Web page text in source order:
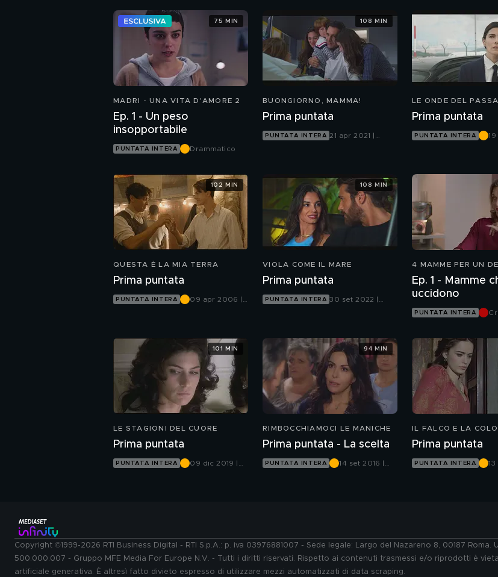
MADRI - UNA VITA D'AMORE 2
Ep. 1 - Un peso
insopportabile
PUNTATA INTERA Drammatico
75 MIN
BUONGIORNO, MAMMA!
Prima puntata
PUNTATA INTERA 21 apr 2021 |
108 MIN
LE ONDE DEL
Prima puntata
PUNTATA INTERA
QUESTA È LA MIA TERRA
Prima puntata
PUNTATA INTERA
09 apr 2006 |
102 MIN
VIOLA COME IL MARE
Prima puntata
PUNTATA INTERA 30 set 2022 |
108 MIN
4 MAMME PER UN
Ep. 1 - Mamme
uccidono
PUNTATA INTERA
LE STAGIONI DEL CUORE
Prima puntata
PUNTATA INTERA
09 dic 2019 |
101 MIN
RIMBOCCHIAMOCI LE MANICHE
Prima puntata - La scelta
PUNTATA INTERA
14 set 2016 |
94 MIN
IL FALCO E LA
Prima puntata
PUNTATA INTERA
Copyright ©1999-2026 RTI Business Digital - RTI S.p.A.: p. iva 03976881007 - Sede legale: Largo del Nazareno 8, 00187
500.000.007 - Gruppo MFE Media For Europe N.V. - Tutti i diritti riservati. Rispetto ai contenuti trasmessi e/o riprodotti è
artificiale generativa. È altresì fatto divieto espresso di utilizzare mezzi automatizzati di data scraping.